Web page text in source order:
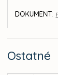
DOKUMENT:
Ostatné